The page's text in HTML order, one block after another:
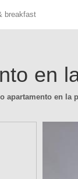
breakfast
en
apartamento en la